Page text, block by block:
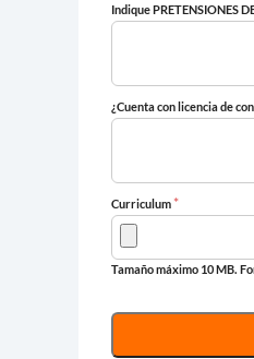
Indique PRETENSIONES
¿Cuenta con licencia de
Curriculum *
Tamaño máximo 10 MB.